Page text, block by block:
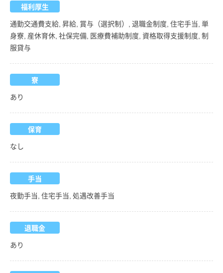
福利厚生
通勤交通費支給, 昇給, 賞与（選択制）, 退職金制度, 住宅手当, 単
身寮, 産休育休, 社保完備, 医療費補助制度, 資格取得支援制度, 制
服貸与
寮
あり
保育
なし
手当
夜勤手当, 住宅手当, 処遇改善手当
退職金
あり